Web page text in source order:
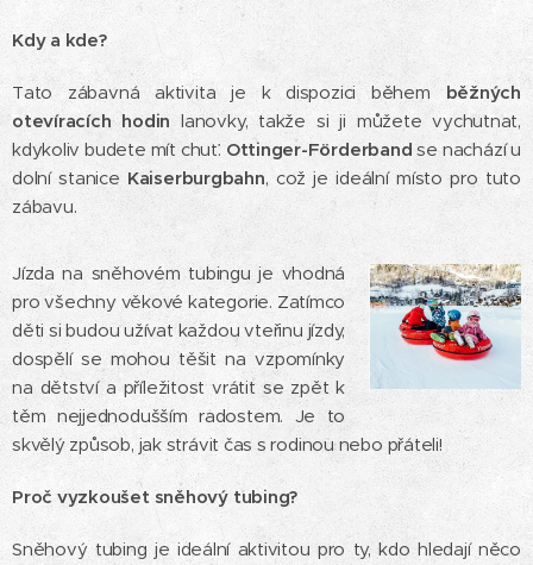
Kdy a kde?
Tato zábavná aktivita je k dispozici během běžných
otevíracích hodin lanovky, takže si ji můžete vychutnat,
kdykoliv budete mít chuť. Ottinger-Förderband se nachází u
dolní stanice Kaiserburgbahn, což je ideální místo pro tuto
zábavu.
Jízda na sněhovém tubingu je vhodná
pro všechny věkové kategorie. Zatímco
děti si budou užívat každou vteřinu jízdy,
dospělí se mohou těšit na vzpomínky
na dětství a příležitost vrátit se zpět k
těm nejjednodušším radostem. Je to
skvělý způsob, jak strávit čas s rodinou nebo přáteli!
Proč vyzkoušet sněhový tubing?
Sněhový tubing je ideální aktivitou pro ty, kdo hledají něco